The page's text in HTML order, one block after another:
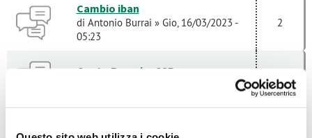
Cambio iban
di Antonio Burrai » Gio, 16/03/2023 -
05:23
2
Conto Energia+SSP
» Lun, 27/02/2023 - 09:37
2
diGiuseppe1097» Gio, 04/05/2023 -